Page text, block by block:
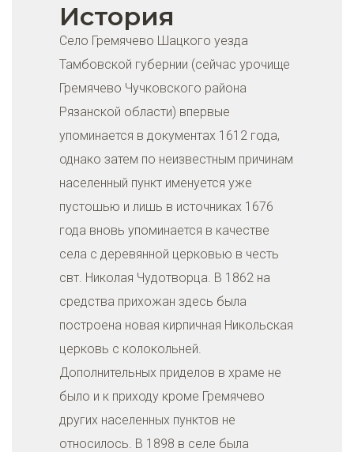
История
Село Гремячево Шацкого уезда
Тамбовской губернии (сейчас урочище
Гремячево Чучковского района
Рязанской области) впервые
упоминается в документах 1612 года,
однако затем по неизвестным причинам
населенный пункт именуется уже
пустошью и лишь в источниках 1676
года вновь упоминается в качестве
села с деревянной церковью в честь
свт. Николая Чудотворца. В 1862 на
средства прихожан здесь была
построена новая кирпичная Никольская
церковь с колокольней.
Дополнительных приделов в храме не
было и к приходу кроме Гремячево
других населенных пунктов не
относилось. В 1898 в селе была